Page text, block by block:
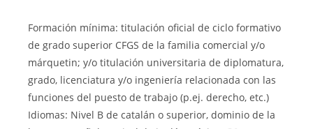
Formación mínima: titulación oficial de ciclo formativo
de grado superior CFGS de la familia comercial y/o
márquetin; y/o titulación universitaria de diplomatura,
grado, licenciatura y/o ingeniería relacionada con las
funciones del puesto de trabajo (p.ej. derecho, etc.)
Idiomas: Nivel B de catalán o superior, dominio de la